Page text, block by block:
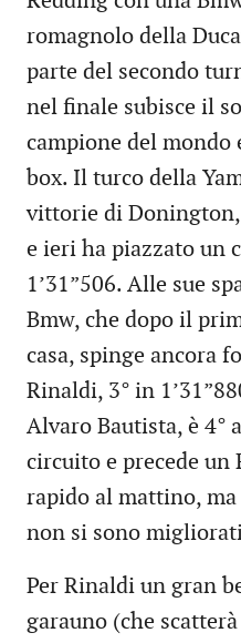
romagnolo della
parte del secondo
nel finale subisce il
campione del mondo
box. Il turco della
vittorie di
e ieri ha piazzato un
1’31”506. Alle sue
Bmw, che dopo il
casa, spinge ancora
Rinaldi, 3° in
Alvaro Bautista, è 4°
circuito e precede un
rapido al mattino,
non si sono
Per Rinaldi un gran
garauno (che